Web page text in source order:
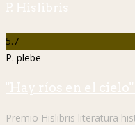
P. Hislibris
5.7
P. plebe
"Hay ríos en el
Premio Hislibris literatura